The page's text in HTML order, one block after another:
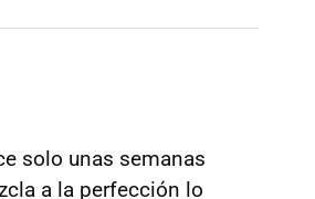
solo unas semanas
a la perfección lo